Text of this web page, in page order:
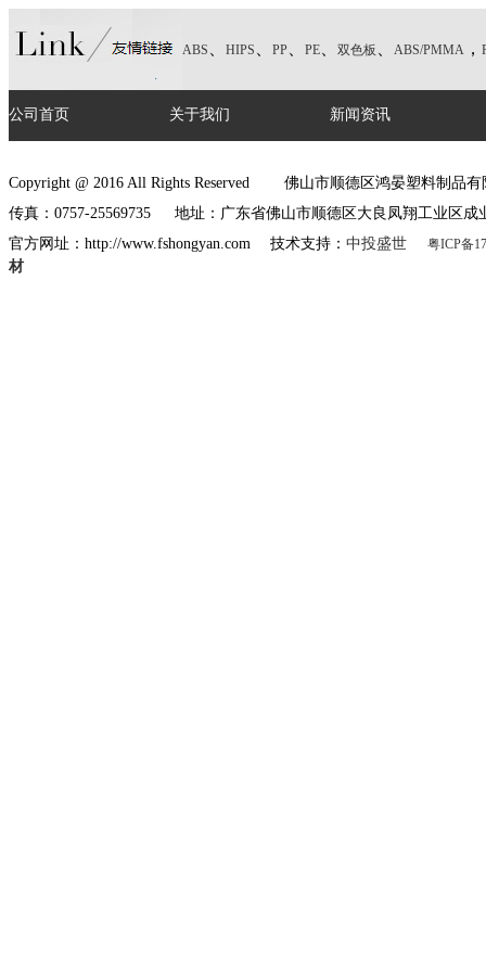
ABS HIPS PP PE 双色板 ABS/PMMA ，
公司首页 关于我们 新闻资讯
Copyright @ 2016 All Rights Reserved 佛山市顺德区鸿晏塑料制品
传真：0757-25569735 地址：广东省佛山市顺德区大良凤翔工业区成
官方网址：http://www.fshongyan.com 技术支持： 中投盛世 粤ICP备
材